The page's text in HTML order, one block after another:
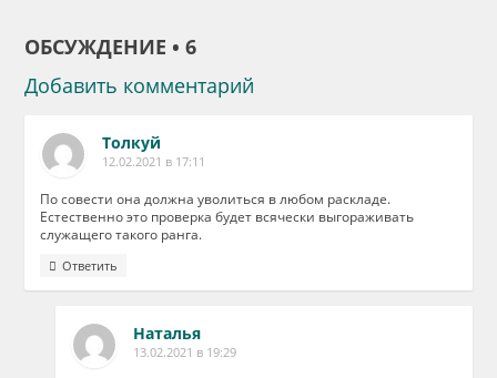
ОБСУЖДЕНИЕ • 6
Добавить комментарий
Толкуй
12.02.2021 в 17:11
По совести она должна уволиться в любом раскладе.
Естественно это проверка будет всячески выгораживать
служащего такого ранга.
Ответить
Наталья
13.02.2021 в 19:29